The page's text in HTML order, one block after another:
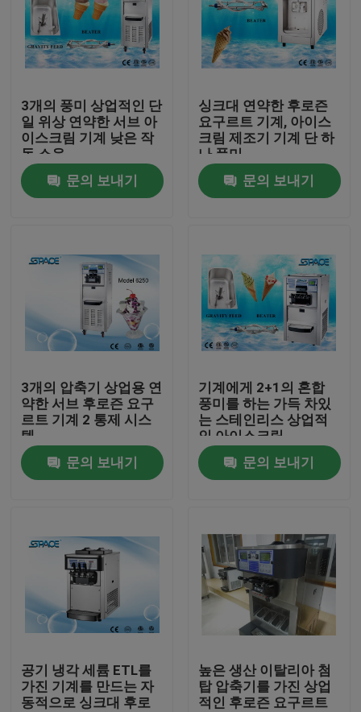
저희에 관하여
공장 투어
품질 관리
뉴스
따옴표를 요구하십시오
탁상용 아이스크림 기계
3개의 풍미 상업적인 단
일 위상 연약한 서브 아
이스크림 기계 낮은 작
동 소음
문의 보내기
싱크대 연약한 후로즌
요구르트 기계, 아이스
크림 제조기 기계 단 하
나 풍미
문의 보내기
3개의 압축기 상업용 연
약한 서브 후로즌 요구
르트 기계 2 통제 시스
템
문의 보내기
기계에게 2+1의 혼합
풍미를 하는 가득 차있
는 스테인리스 상업적
인 아이스크림
문의 보내기
공기 냉각 세륨 ETL를
가진 기계를 만드는 자
동적으로 싱크대 후로
높은 생산 이탈리아 첨
탑 압축기를 가진 상업
적인 후로즌 요구르트